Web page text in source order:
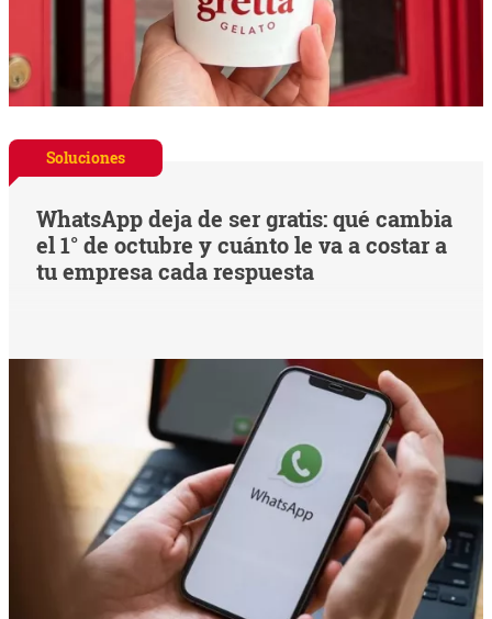
Soluciones
WhatsApp deja de ser gratis: qué cambia
el 1° de octubre y cuánto le va a costar a
tu empresa cada respuesta